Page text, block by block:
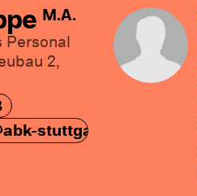
M.A.
Personal
2,
stuttgart.de